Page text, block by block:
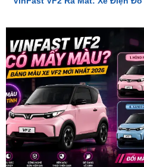
VinFast VF2 Có Mấy Màu?